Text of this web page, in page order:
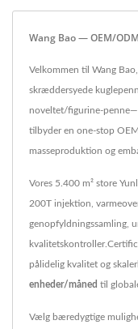
Wang Bao — OEM/
Velkommen til Wang
skræddersyede
noveltet/figurine-
tilbyder en one-stop
masseproduktion og
Vores 5.400 m² store
200T injektion,
genopfyldningssamling,
pålidelig kvalitet og
enheder/måned til
Vælg bæredygtige